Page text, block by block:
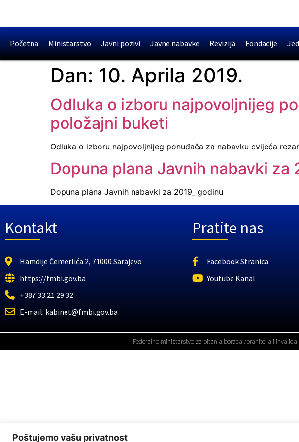
Poštujemo vašu privatnost
Početna Ministarstvo Javni pozivi Javne nabavke Revizija Fondacije
Dan: 10. Aprila 2019.
Odluka o izboru najpovoljnijeg
položajni buketi
Odluka o izboru najpovoljnijeg ponuđača za nabavku cvijeća
Dopuna plana Javnih nabavki za
Dopuna plana Javnih nabavki za 2019_ godinu
Kontakt
Hamdije Čemerlića 2, 71000 Sarajevo
https://fmbi.gov.ba
+387 33 21 29 32
E-mail: kabinet@fmbi.gov.ba
Pratite nas
Facebook Stranica
Youtube Kanal
Federalno ministarstvo za pitanja boraca /branitelja i